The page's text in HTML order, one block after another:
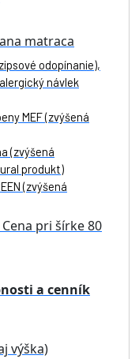
odopínanie),
návlek
MEF (zvýšená
(zvýšená
produkt)
(zvýšená
Cena pri šírke 80
a cenník
výška)